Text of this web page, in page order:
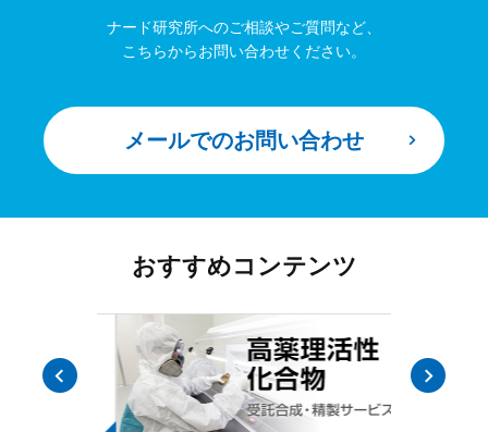
ナード研究所へのご相談やご質問など、
こちらからお問い合わせください。
メールでのお問い合わせ
おすすめコンテンツ